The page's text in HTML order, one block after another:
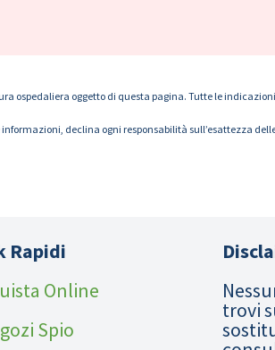
ospedaliera oggetto di questa pagina. Tutte le
declina ogni responsabilità sull’esattezza
Rapidi
Online
Spio
trovi